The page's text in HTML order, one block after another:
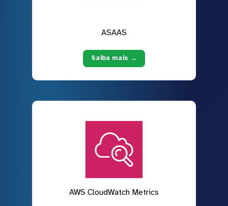
ASAAS
Saiba mais →
AWS CloudWatch Metrics